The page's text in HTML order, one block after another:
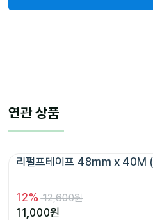
연관 상품
12% 12,600원
11,000원